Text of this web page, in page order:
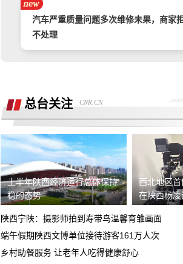
退款
汽车严重质量问题多次维修未果，商家
不处理
奇富借条（原360借条）暴力催收
广西联通宽带被无故限速，想恢复必须
《业务风险防控承诺书》
话费充值未到账，平台判商家退款，但
家不退款也联系不上。
游戏虚假宣传诱导消费，已经严重影响
人生活
4s店擅自操作导致汽车主机损坏导致需
全款购买吉利银河A7被售抵押车，车辆
被中信银行拖走，钱车两空，吉利总部
诿不作为
石家庄鹿泉区烂尾楼
总台关注 CNR.CN
上半年陕西经济运行总体保持
稳的态势
西北地区
在陕西杨凌
陕西宁陕：摄影师拍到寿带鸟温馨育雏画面
端午假期陕西文博单位接待游客161万人次
乡村助餐服务 让老年人吃得健康舒心